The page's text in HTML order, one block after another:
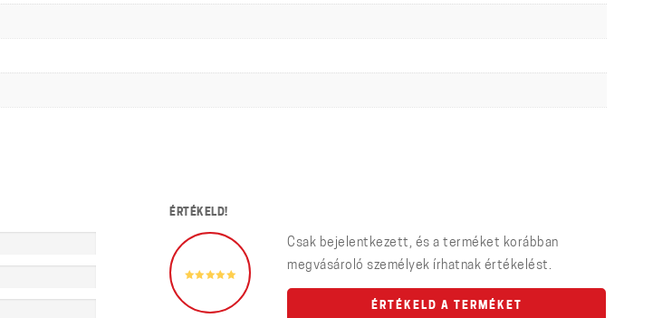
ÉRTÉKELD!
Csak bejelentkezett, és a terméket korábban
megvásároló személyek írhatnak értékelést.
ÉRTÉKELD A TERMÉKET